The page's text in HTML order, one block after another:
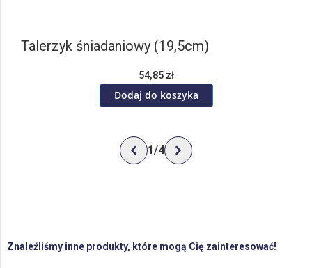
Talerzyk śniadaniowy (19,5cm)
54,85 zł
Dodaj do koszyka
1/4
Znaleźliśmy inne produkty, które mogą Cię zainteresować!